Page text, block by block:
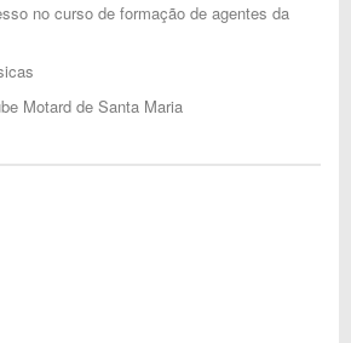
no curso de formação de agentes da
Motard de Santa Maria